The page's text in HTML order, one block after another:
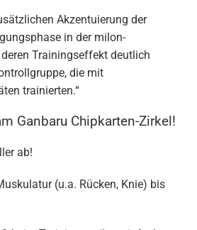
Akzentuierung der
in der milon-
Trainingseffekt deutlich
die mit
trainierten.“
Ganbaru Chipkarten-Zirkel!
ab!
(u.a. Rücken, Knie) bis